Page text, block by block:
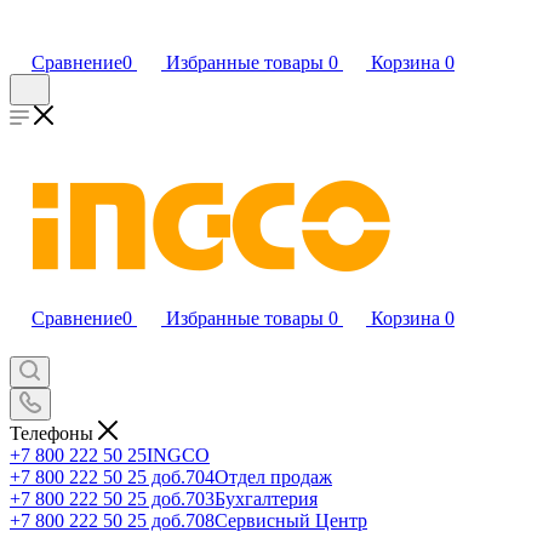
Сравнение0 Избранные товары 0 Корзина 0
Сравнение0 Избранные товары 0 Корзина 0
Телефоны
+7 800 222 50 25INGCO
+7 800 222 50 25 доб.704Отдел продаж
+7 800 222 50 25 доб.703Бухгалтерия
+7 800 222 50 25 доб.708Сервисный Центр